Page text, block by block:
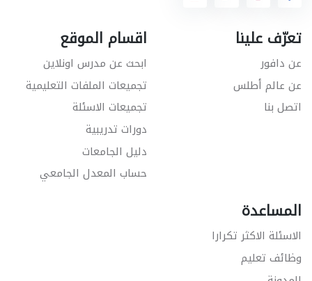
تعرّف علينا
عن دافور
عن عالم أطلس
اتصل بنا
اقسام الموقع
ابحث عن مدرس اونلاين
تجميعات الملفات التعليمية
تجميعات الاسئلة
دورات تدريبية
دليل الجامعات
حساب المعدل الجامعي
المساعدة
الاسئلة الاكثر تكرارا
وظائف تعليم